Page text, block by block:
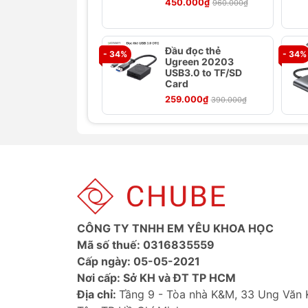
450.000₫ 960.000₫
- 34%
Đầu đọc thẻ
Ugreen 20203
USB3.0 to TF/SD
Card
259.000₫ 390.000₫
- 34%
CÔNG TY TNHH EM YÊU KHOA HỌC
Mã số thuế: 0316835559
Cấp ngày: 05-05-2021
Nơi cấp: Sở KH và ĐT TP HCM
Địa chỉ: Tầng 9 - Tòa nhà K&M, 33 Ung Văn